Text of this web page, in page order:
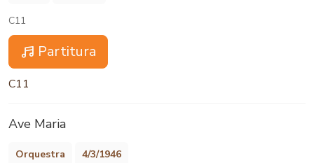
C11
Partitura
C11
Ave Maria
Orquestra 4/3/1946